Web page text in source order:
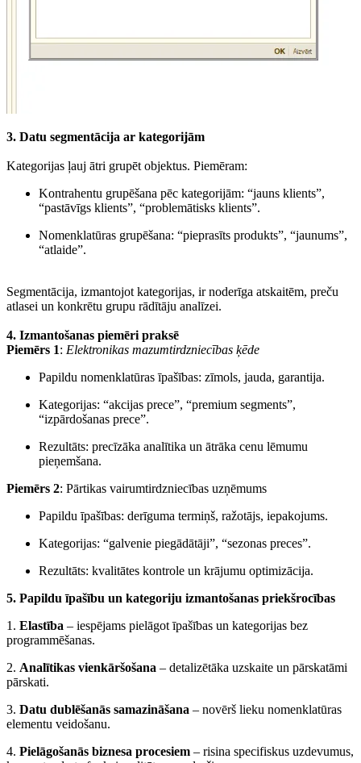
3. Datu segmentācija ar kategorijām
Kategorijas ļauj ātri grupēt objektus. Piemēram:
Kontrahentu grupēšana pēc kategorijām: “jauns klients”,
“pastāvīgs klients”, “problemātisks klients”.
Nomenklatūras grupēšana: “pieprasīts produkts”, “jaunums”,
“atlaide”.
Segmentācija, izmantojot kategorijas, ir noderīga atskaitēm, preču
atlasei un konkrētu grupu rādītāju analīzei.
4. Izmantošanas piemēri praksē
Piemērs 1: Elektronikas mazumtirdzniecības ķēde
Papildu nomenklatūras īpašības: zīmols, jauda, garantija.
Kategorijas: “akcijas prece”, “premium segments”,
“izpārdošanas prece”.
Rezultāts: precīzāka analītika un ātrāka cenu lēmumu
pieņemšana.
Piemērs 2: Pārtikas vairumtirdzniecības uzņēmums
Papildu īpašības: derīguma termiņš, ražotājs, iepakojums.
Kategorijas: “galvenie piegādātāji”, “sezonas preces”.
Rezultāts: kvalitātes kontrole un krājumu optimizācija.
5. Papildu īpašību un kategoriju izmantošanas priekšrocības
1. Elastība – iespējams pielāgot īpašības un kategorijas bez
programmēšanas.
2. Analītikas vienkāršošana – detalizētāka uzskaite un pārskatāmi
pārskati.
3. Datu dublēšanās samazināšana – novērš lieku nomenklatūras
elementu veidošanu.
4. Pielāgošanās biznesa procesiem – risina specifiskus uzdevumus,